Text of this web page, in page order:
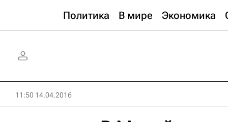
Политика В мире Экономика
11:50 14.04.2016